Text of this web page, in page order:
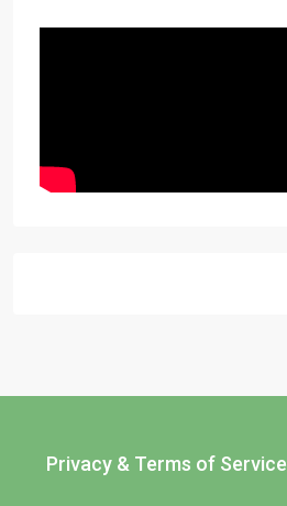
Privacy & Terms of Service